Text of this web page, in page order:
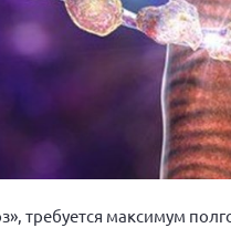
требуется максимум